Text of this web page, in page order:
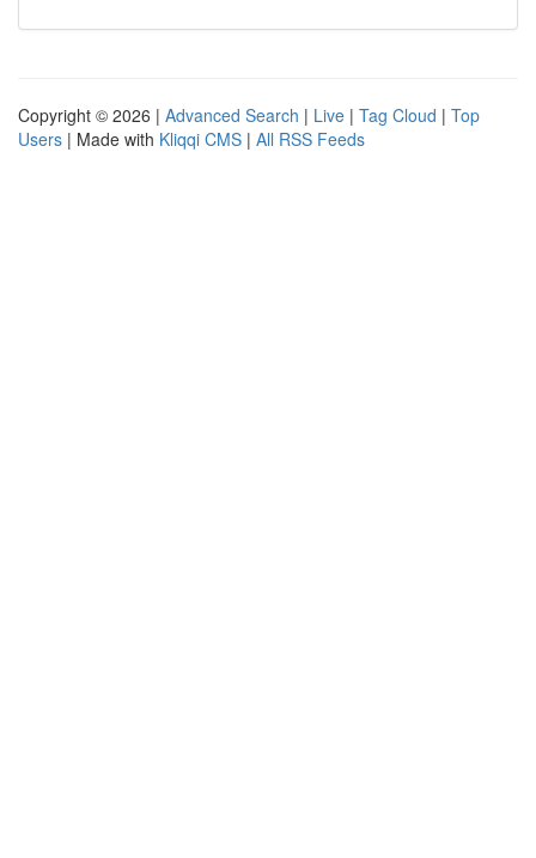
Copyright © 2026 | Advanced Search | Live | Tag Cloud | Top
Users | Made with Kliqqi CMS | All RSS Feeds